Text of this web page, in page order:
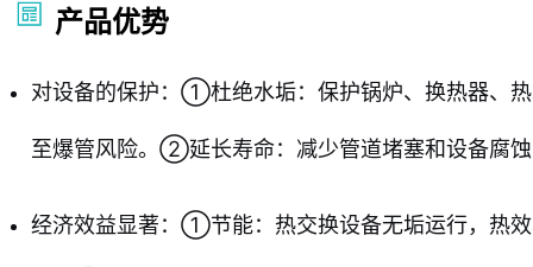
产品优势
对设备的保护：①杜绝水垢：保护锅炉、换热器、
至爆管风险。②延长寿命：减少管道堵塞和设备腐
经济效益显著：①节能：热交换设备无垢运行，热